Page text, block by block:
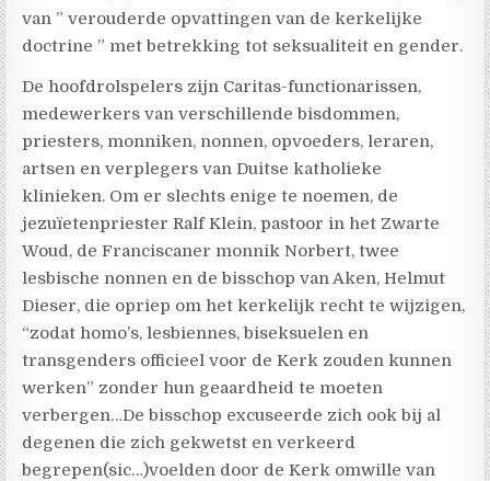
van ” verouderde opvattingen van de kerkelijke
doctrine ” met betrekking tot seksualiteit en gender.
De hoofdrolspelers zijn Caritas-functionarissen,
medewerkers van verschillende bisdommen,
priesters, monniken, nonnen, opvoeders, leraren,
artsen en verplegers van Duitse katholieke
klinieken. Om er slechts enige te noemen, de
jezuïetenpriester Ralf Klein, pastoor in het Zwarte
Woud, de Franciscaner monnik Norbert, twee
lesbische nonnen en de bisschop van Aken, Helmut
Dieser, die opriep om het kerkelijk recht te wijzigen,
“zodat homo’s, lesbiennes, biseksuelen en
transgenders officieel voor de Kerk zouden kunnen
werken” zonder hun geaardheid te moeten
verbergen…De bisschop excuseerde zich ook bij al
degenen die zich gekwetst en verkeerd
begrepen(sic…)voelden door de Kerk omwille van